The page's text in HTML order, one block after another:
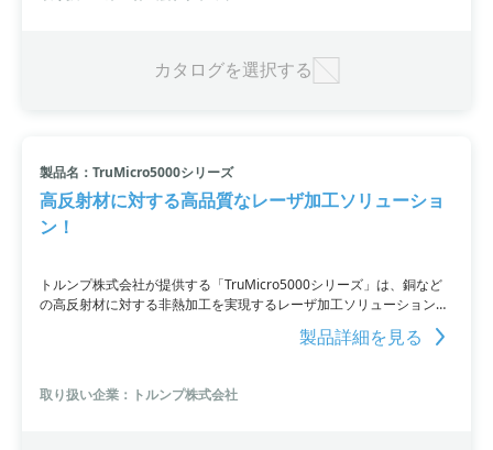
カタログを選択する
製品名：TruMicro5000シリーズ
高反射材に対する高品質なレーザ加工ソリューショ
ン！
トルンプ株式会社が提供する「TruMicro5000シリーズ」は、銅など
の高反射材に対する非熱加工を実現するレーザ加工ソリューションで
す。このソリューションは、クラックや溶融、剥離の少ない高品質な
加工を実現し、速度と精度の両面で効率的かつ品質が高い加工を可能
おり、多品種少量への対応が容易です。
製品詳細を見る
取り扱い企業：トルンプ株式会社